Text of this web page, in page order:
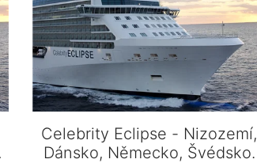
Celebrity Eclipse - Nizozemí,
Dánsko, Německo, Švédsko,